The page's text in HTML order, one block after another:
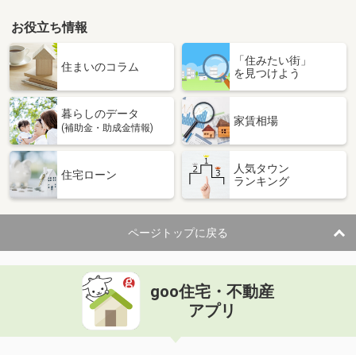
お役立ち情報
住まいのコラム
「住みたい街」
を見つけよう
暮らしのデータ
(補助金・助成金情報)
家賃相場
住宅ローン
人気タウン
ランキング
ページトップに戻る
goo住宅・不動産
アプリ